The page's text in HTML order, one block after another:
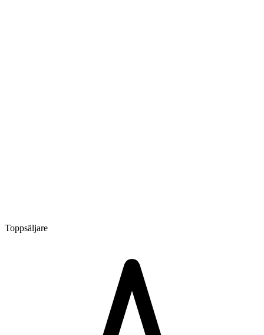
Toppsäljare